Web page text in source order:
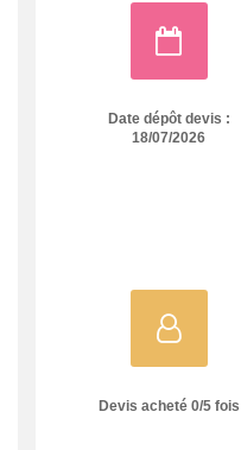
Date dépôt devis :
18/07/2026
Devis acheté 0/5fois